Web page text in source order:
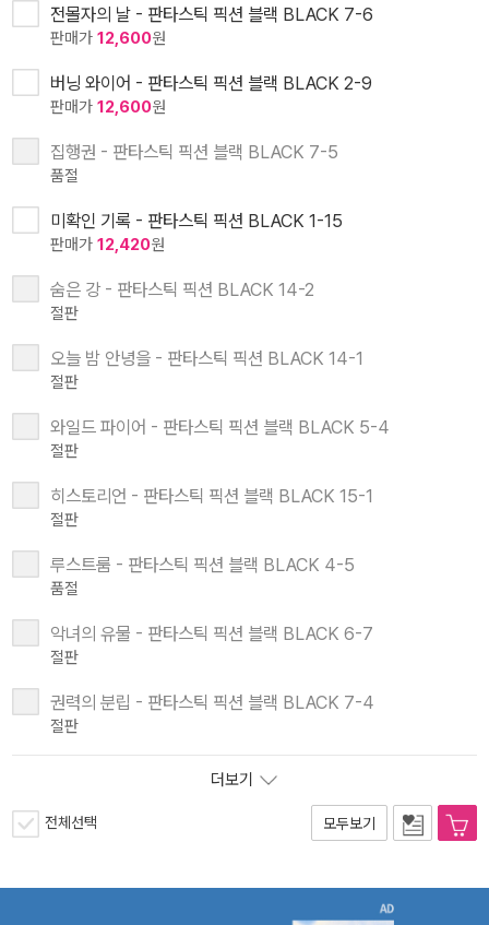
전몰자의 날 - 판타스틱 픽션 블랙 BLACK 7-6
판매가 12,600원
버닝 와이어 - 판타스틱 픽션 블랙 BLACK 2-9
판매가 12,600원
집행권 - 판타스틱 픽션 블랙 BLACK 7-5
품절
미확인 기록 - 판타스틱 픽션 BLACK 1-15
판매가 12,420원
숨은 강 - 판타스틱 픽션 BLACK 14-2
절판
오늘 밤 안녕을 - 판타스틱 픽션 BLACK 14-1
절판
와일드 파이어 - 판타스틱 픽션 블랙 BLACK 5-4
절판
히스토리언 - 판타스틱 픽션 블랙 BLACK 15-1
절판
루스트룸 - 판타스틱 픽션 블랙 BLACK 4-5
품절
악녀의 유물 - 판타스틱 픽션 블랙 BLACK 6-7
절판
권력의 분립 - 판타스틱 픽션 블랙 BLACK 7-4
절판
더보기
전체선택 모두보기